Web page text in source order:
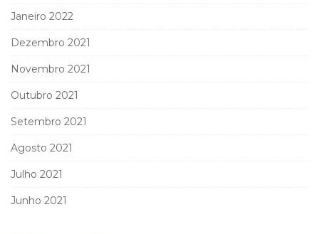
Janeiro 2022
Dezembro 2021
Novembro 2021
Outubro 2021
Setembro 2021
Agosto 2021
Julho 2021
Junho 2021